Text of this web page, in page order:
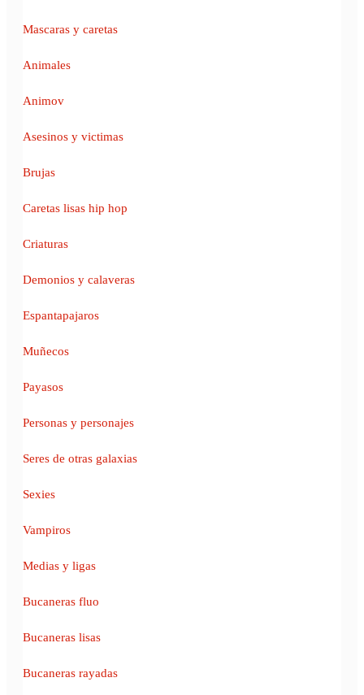
Mascaras y caretas
Animales
Animov
Asesinos y victimas
Brujas
Caretas lisas hip hop
Criaturas
Demonios y calaveras
Espantapajaros
Muñecos
Payasos
Personas y personajes
Seres de otras galaxias
Sexies
Vampiros
Medias y ligas
Bucaneras fluo
Bucaneras lisas
Bucaneras rayadas